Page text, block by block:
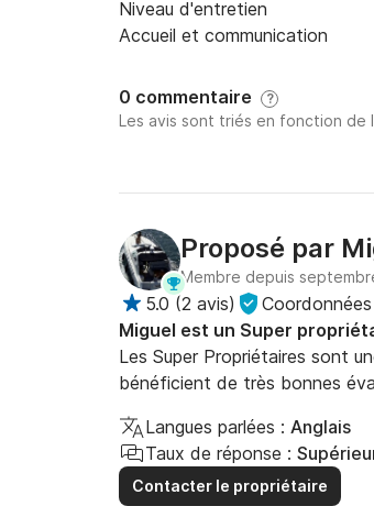
Niveau d'entretien
Accueil et communication
0 commentaire ?
Les avis sont triés en fonction de
Proposé par
Membre depuis
5.0 (2 avis)
Miguel est un Super
Les Super Propriétaires sont
bénéficient de très bonnes
Langues parlées : Anglais
Taux de réponse :
Contacter le propriétaire